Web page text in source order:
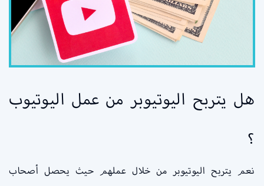
هل يتربح اليوتيوبر من عمل اليوتيوب
؟
نعم يتربح اليوتيوبر من خلال عملهم حيث يحصل أصحاب